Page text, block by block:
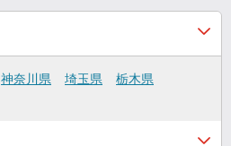
神奈川県 埼玉県
栃木県